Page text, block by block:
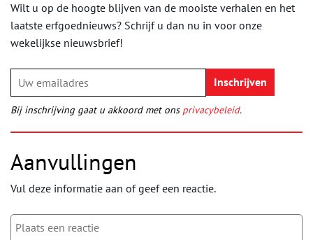
Wilt u op de hoogte blijven van de mooiste verhalen en het
laatste erfgoednieuws? Schrijf u dan nu in voor onze
wekelijkse nieuwsbrief!
Bij inschrijving gaat u akkoord met ons privacybeleid.
Aanvullingen
Vul deze informatie aan of geef een reactie.